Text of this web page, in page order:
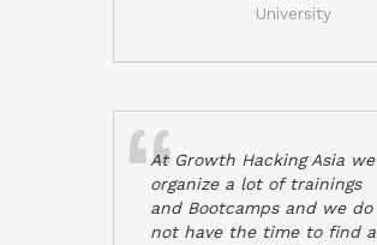
University
At Growth Hacking Asia we
organize a lot of trainings
and Bootcamps and we do
not have the time to find a